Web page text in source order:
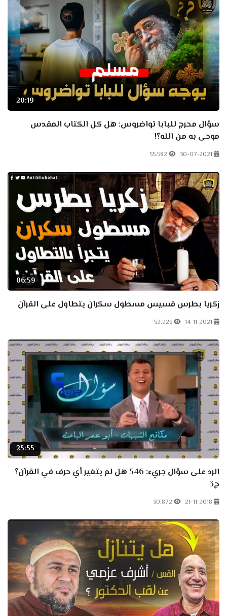
20:19
سؤال محرج للبابا تواضروس: هل كل الكتاب المقدس
موحى به من الله؟!
30-07-2021
55.582
06:59
زكريا بطرس قسيس مسطول سكران يتطاول على القرآن
14-11-2021
52.226
25:55
الرد على سؤال جريء: 546 هل لم يتغير أي حرف في القرآن؟
ج3
21-11-2018
30.872